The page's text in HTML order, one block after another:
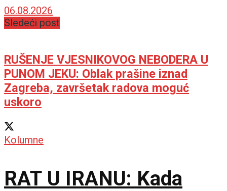
ponovo sija starim
06.08.2026
Sledeći post
RUŠENJE VJESNIKOVOG NEBODERA U
PUNOM JEKU: Oblak prašine iznad
Zagreba, završetak radova moguć
uskoro
Kolumne
RAT U IRANU: Kada